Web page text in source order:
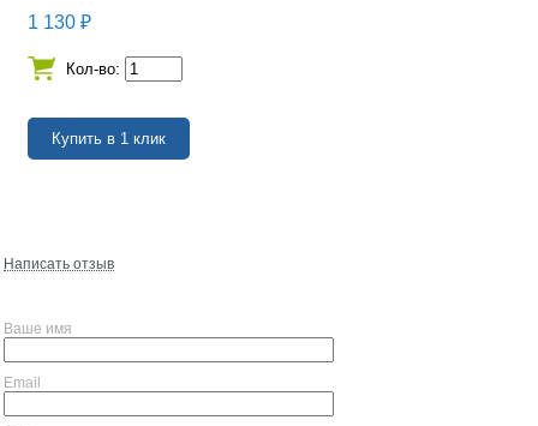
1 130 ₽
Кол-во:
Написать отзыв
Ваше имя
Email